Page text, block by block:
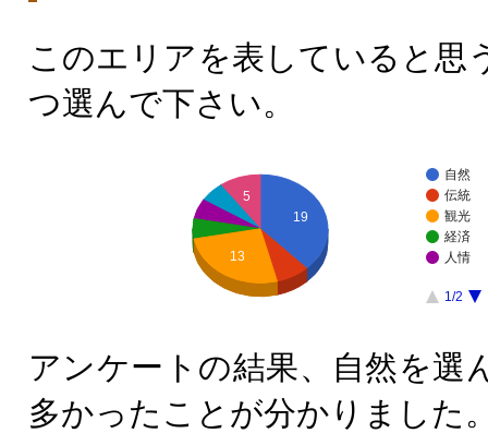
このエリアを表していると思
つ選んで下さい。
自然
伝統
観光
経済
人情
1/2
19
5
13
アンケートの結果、自然を選
多かったことが分かりました